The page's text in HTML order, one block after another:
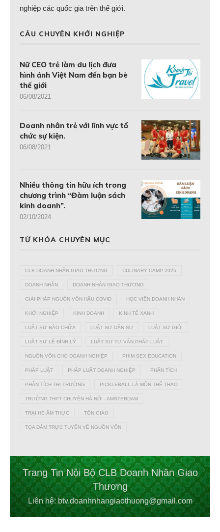
nghiệp các quốc gia trên thế giới.
CÂU CHUYÊN KHỞI NGHIỆP
Nữ CEO trẻ làm du lịch đưa
hình ảnh Việt Nam đến bạn bè
thế giới
06/08/2021
Doanh nhân trẻ với lĩnh vực tổ
chức sự kiện.
06/08/2021
Nhiều thông tin hữu ích trong
chương trình “Đàm luận sách
kinh doanh”.
02/10/2024
TỪ KHÓA CHUYÊN MỤC
CLB DOANH NHÂN GIAO THƯƠNG CULINARY CAMP 2025
DOANH NHÂN DOANH NHÂN GIAO THƯƠNG
GIẢI PHÁP NGUỒN VỐN HẬU COVID HỌC VIỆN DOANH NHÂN
KHỞI NGHIỆP KINH DOANH KINH TẾ XANH
LUẬT SƯ BÀO CHỮA LUẬT SƯ DÂN SỰ LUẬT SƯ GIỎI
LUẬT SƯ LÊ ĐÌNH LÝ LUẬT SƯ TƯ VẤN PHÁP LUẬT
NGUỒN VỐN CHO DOANH NGHIỆP PHIM SEX EDUCATION
PHÁP LUẬT PHÁP LUẬT DOANH NGHIỆP PHÂN TÍCH
PHÂN TÍCH THỊ TRƯỜNG PICKLEBALL LÀ MÔN THỂ THAO
TRƯỜNG THPT CHUYÊN HÀ NỘI - AMSTERDAM
TRẠI HÈ ẨM THỰC TÔN GIÁO
TỌA ĐÀM TRỰC TUYẾN VỀ NGUỒN VỐN
Trang Tin Nội Bộ CLB Doanh Nhân Giao
Thương
Liên hệ: btv.doanhnhangiaothuong@gmail.com